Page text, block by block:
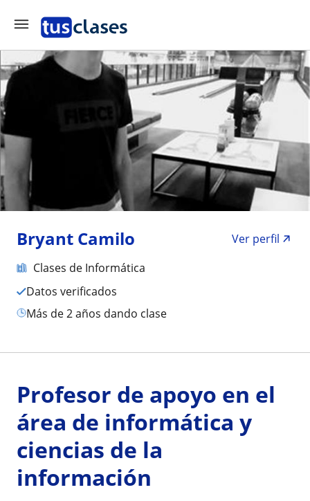
Bryant Camilo
Ver perfil
Clases de Informática
Datos verificados
más de 2 años dando clase
Profesor de apoyo en el
área de informática y
ciencias de la
información